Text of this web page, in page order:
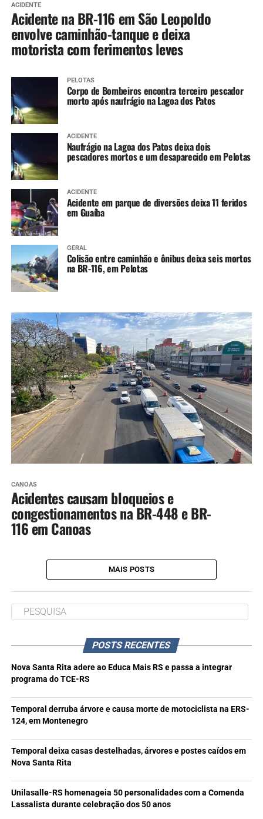
ACIDENTE
Acidente na BR-116 em São Leopoldo
envolve caminhão-tanque e deixa
motorista com ferimentos leves
PELOTAS
Corpo de Bombeiros encontra terceiro pescador
morto após naufrágio na Lagoa dos Patos
ACIDENTE
Naufrágio na Lagoa dos Patos deixa dois
pescadores mortos e um desaparecido em Pelotas
ACIDENTE
Acidente em parque de diversões deixa 11 feridos
em Guaíba
GERAL
Colisão entre caminhão e ônibus deixa seis mortos
na BR-116, em Pelotas
CANOAS
Acidentes causam bloqueios e
congestionamentos na BR-448 e BR-
116 em Canoas
MAIS POSTS
POSTS RECENTES
Nova Santa Rita adere ao Educa Mais RS e passa a integrar
programa do TCE-RS
Temporal derruba árvore e causa morte de motociclista na ERS-
124, em Montenegro
Temporal deixa casas destelhadas, árvores e postes caídos em
Nova Santa Rita
Unilasalle-RS homenageia 50 personalidades com a Comenda
Lassalista durante celebração dos 50 anos